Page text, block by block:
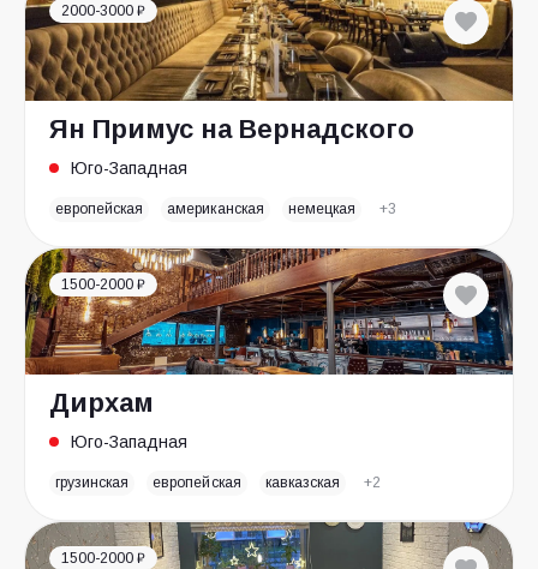
2000-3000 ₽
Ян Примус на Вернадского
Юго-Западная
европейская американская немецкая +3
1500-2000 ₽
Дирхам
Юго-Западная
грузинская европейская кавказская +2
1500-2000 ₽